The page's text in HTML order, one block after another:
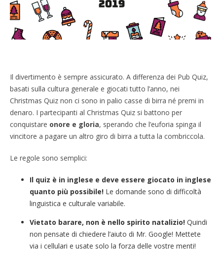
Il divertimento è sempre assicurato. A differenza dei Pub Quiz,
basati sulla cultura generale e giocati tutto l’anno, nei
Christmas Quiz non ci sono in palio casse di birra né premi in
denaro. I partecipanti al Christmas Quiz si battono per
conquistare onore e gloria, sperando che l’euforia spinga il
vincitore a pagare un altro giro di birra a tutta la combriccola.
Le regole sono semplici:
Il quiz è in inglese e deve essere giocato in inglese
quanto più possibile! Le domande sono di difficoltà
linguistica e culturale variabile.
Vietato barare, non è nello spirito natalizio! Quindi
non pensate di chiedere l’aiuto di Mr. Google! Mettete
via i cellulari e usate solo la forza delle vostre menti!